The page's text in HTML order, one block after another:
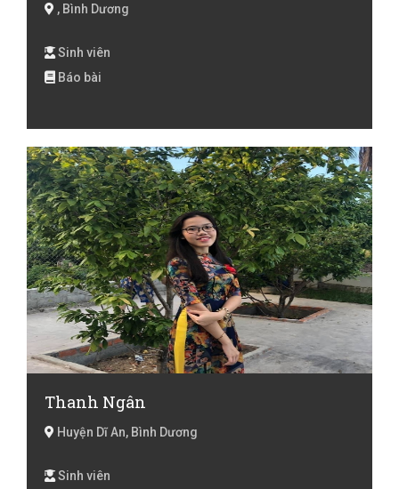
, Bình Dương
Sinh viên
Báo bài
Thanh Ngân
Huyện Dĩ An, Bình Dương
Sinh viên